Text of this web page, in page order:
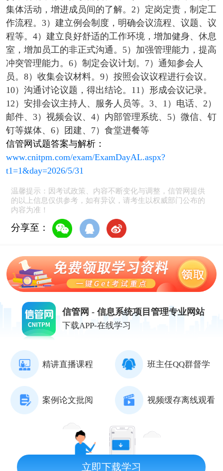
集体活动，增进成员间的了解。2）定岗定责，制定工
作流程。3）建立例会制度，明确会议流程、议题、议
程等。4）建立良好舒适的工作环境，增加健身、休息
室，增加员工的非正式沟通。5）加强管理能力，提高
冲突管理能力。6）制定会议计划。7）通知参会人
员。8）收集会议材料。9）按照会议议程进行会议。
10）沟通讨论议题，得出结论。11）形成会议记录。
12）安排会议主持人、服务人员等。3、1）电话、2）
邮件、3）视频会议、4）内部管理系统、5）微信、钉
钉等媒体、6）团建、7）食堂进餐等
信管网试题答案与解析：
www.cnitpm.com/exam/ExamDayAL.aspx?
t1=1&day=2026/5/31
温馨提示：因考试政策、内容不断变化与调整，信管网提供
的以上信息仅供参考，如有异议，请考生以权威部门公布的
内容为准！
分享至：
信管网 - 信息系统项目管理专业网站
下载APP-在线学习
精讲直播课程 班主任QQ群督学
案例论文批阅 视频缓存离线观看
立即下载学习